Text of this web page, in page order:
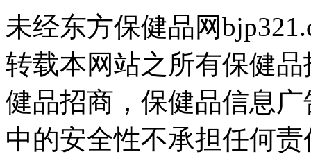
未经东方保健品网
转载本网站之所有保健
健品招商，保健品信息
中的安全性不承担任何